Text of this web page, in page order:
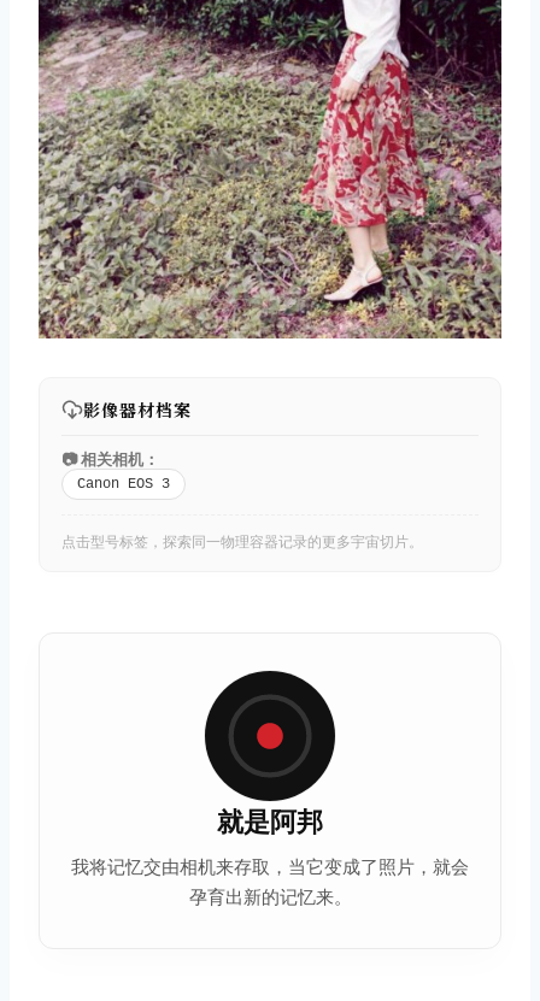
影像器材档案
📷 相关相机：
Canon EOS 3
点击型号标签，探索同一物理容器记录的更多宇宙切片。
就是阿邦
我将记忆交由相机来存取，当它变成了照片，就会
孕育出新的记忆来。